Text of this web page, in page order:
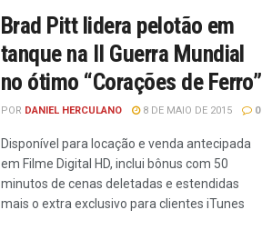
Brad Pitt lidera pelotão em
tanque na II Guerra Mundial
no ótimo “Corações de Ferro”
POR DANIEL HERCULANO 8 DE MAIO DE 2015 0
Disponível para locação e venda antecipada
em Filme Digital HD, inclui bônus com 50
minutos de cenas deletadas e estendidas
mais o extra exclusivo para clientes iTunes